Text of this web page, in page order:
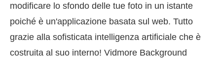
modificare lo sfondo delle tue foto in un istante
poiché è un'applicazione basata sul web. Tutto
grazie alla sofisticata intelligenza artificiale che è
costruita al suo interno! Vidmore Background